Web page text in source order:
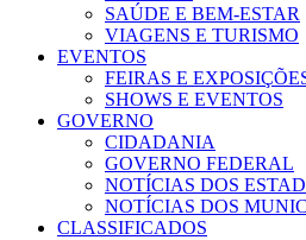
SAÚDE E BEM-ESTAR
VIAGENS E TURISMO
EVENTOS
FEIRAS E
SHOWS E EVENTOS
GOVERNO
CIDADANIA
GOVERNO FEDERAL
NOTÍCIAS DOS
NOTÍCIAS DOS
CLASSIFICADOS